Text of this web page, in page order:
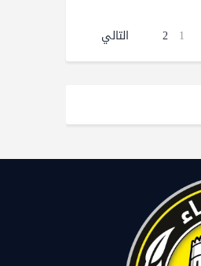
1
2 التالي